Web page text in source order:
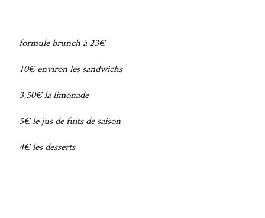
formule brunch à 23€
10€ environ les sandwichs
3,50€ la limonade
5€ le jus de fuits de saison
4€ les desserts